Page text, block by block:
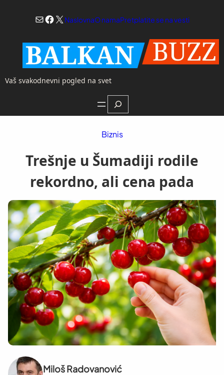
Mail
Facebook
X NaslovnaO namaPretplatite se na vesti
Vaš svakodnevni pogled na svet
Search
Biznis
Trešnje u Šumadiji rodile
rekordno, ali cena pada
Miloš Radovanović